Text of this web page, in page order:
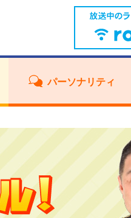
パーソナリティ